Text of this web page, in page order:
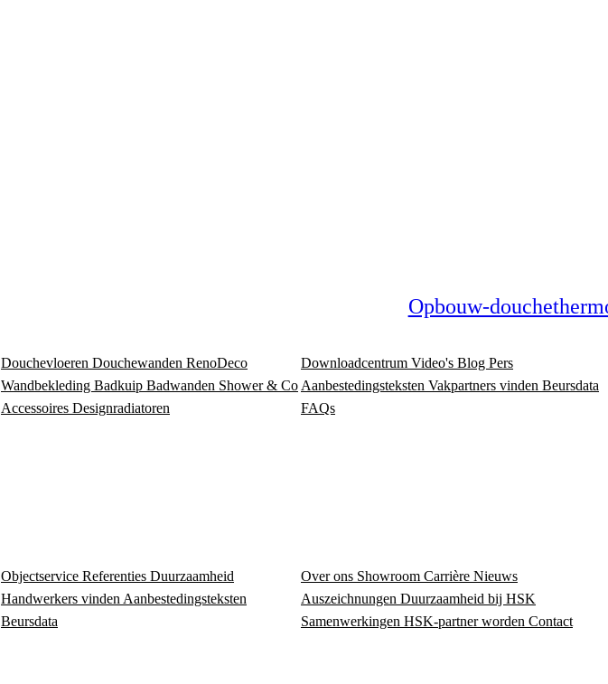
Opbouw-
Douchevloeren Douchewanden RenoDeco
Wandbekleding Badkuip Badwanden Shower & Co
Accessoires Designradiatoren
Downloadcentrum Video's Blog Pers
Aanbestedingsteksten Vakpartners vinden Beursdata
FAQs
Objectservice Referenties Duurzaamheid
Handwerkers vinden Aanbestedingsteksten
Beursdata
Over ons Showroom Carrière Nieuws
Auszeichnungen Duurzaamheid bij HSK
Samenwerkingen HSK-partner worden Contact